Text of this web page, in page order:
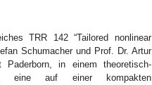
TRR 142 “Tailored nonlinear
Schumacher und Prof. Dr. Artur
Paderborn, in einem theoretisch-
eine auf einer kompakten